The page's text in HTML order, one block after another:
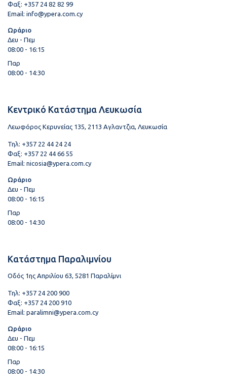
Φαξ: +357 24 82 82 99
Email: info@ypera.com.cy
Ωράριο
Δευ - Πεμ
08:00 - 16:15
Παρ
08:00 - 14:30
Κεντρικό Κατάστημα Λευκωσία
Λεωφόρος Κερυνείας 135, 2113 Αγλαντζια, Λευκωσία
Τηλ: +357 22 44 24 24
Φαξ: +357 22 44 66 55
Email: nicosia@ypera.com.cy
Ωράριο
Δευ - Πεμ
08:00 - 16:15
Παρ
08:00 - 14:30
Κατάστημα Παραλιμνίου
Οδός 1ης Απριλίου 63, 5281 Παραλίμνι
Τηλ: +357 24 200 900
Φαξ: +357 24 200 910
Email: paralimni@ypera.com.cy
Ωράριο
Δευ - Πεμ
08:00 - 16:15
Παρ
08:00 - 14:30